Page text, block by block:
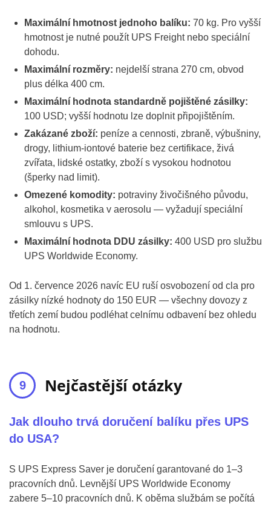
Maximální hmotnost jednoho balíku: 70 kg. Pro vyšší
hmotnost je nutné použít UPS Freight nebo speciální
dohodu.
Maximální rozměry: nejdelší strana 270 cm, obvod
plus délka 400 cm.
Maximální hodnota standardně pojištěné zásilky:
100 USD; vyšší hodnotu lze doplnit připojištěním.
Zakázané zboží: peníze a cennosti, zbraně, výbušniny,
drogy, lithium-iontové baterie bez certifikace, živá
zvířata, lidské ostatky, zboží s vysokou hodnotou
(šperky nad limit).
Omezené komodity: potraviny živočišného původu,
alkohol, kosmetika v aerosolu — vyžadují speciální
smlouvu s UPS.
Maximální hodnota DDU zásilky: 400 USD pro službu
UPS Worldwide Economy.
Od 1. července 2026 navíc EU ruší osvobození od cla pro
zásilky nízké hodnoty do 150 EUR — všechny dovozy z
třetích zemí budou podléhat celnímu odbavení bez ohledu
na hodnotu.
Nejčastější otázky
Jak dlouho trvá doručení balíku přes UPS
do USA?
S UPS Express Saver je doručení garantované do 1–3
pracovních dnů. Levnější UPS Worldwide Economy
zabere 5–10 pracovních dnů. K oběma službám se počítá